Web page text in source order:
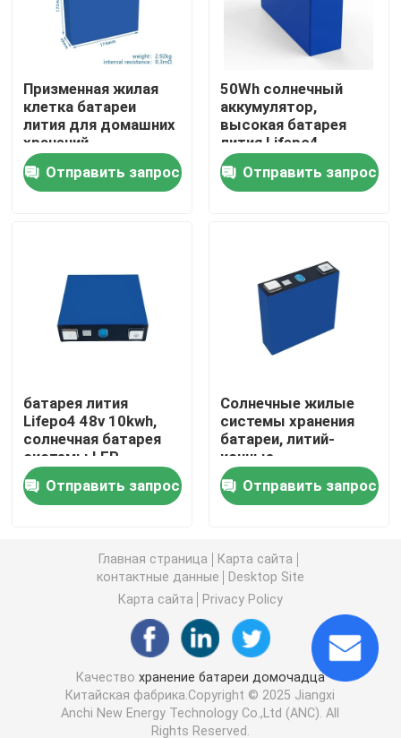
контроль качества
контактные данные
Новости
хранение батареи домочадца
Жилые аккумуляторные системы хранения
батарея 48v Lifepo4
батарея тележки гольфа 48V
Домашние аккумуляторы для хранения энергии
Аккумулятор солнечной энергии
Батарея лития накопления энергии
Аккумуляторная батарея LiFePO4
Призменная жилая
клетка батареи
лития для домашних
хранений
Отправить запрос
50Wh солнечный
аккумулятор,
высокая батарея
лития Lifepo4
эффективности
разрядки
Отправить запрос
батарея лития
Lifepo4 48v 10kwh,
солнечная батарея
системы LFP
хранения
Отправить запрос
Солнечные жилые
системы хранения
батареи, литий-
ионные
аккумуляторы 24v
Отправить запрос
Главная страница
Карта сайта
контактные данные
Desktop Site
Карта сайта
Privacy Policy
Качество хранение батареи домочадца
Китайская фабрика.Copyright © 2025 Jiangxi
Anchi New Energy Technology Co.,Ltd (ANC). All
Rights Reserved.